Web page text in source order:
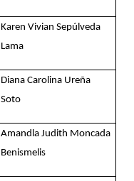
Karen Vivian Sepúlveda
Lama
Diana Carolina Ureña
Soto
Amandla Judith Moncada
Benismelis